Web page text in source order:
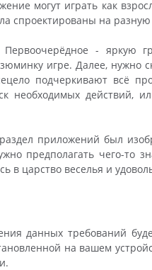
могут играть как
спроектированы на
- яркую
игре. Далее, нужно
подчеркивают всё
необходимых действий,
приложений был
предполагать чего-то
в царство веселья и
данных требований
на вашем